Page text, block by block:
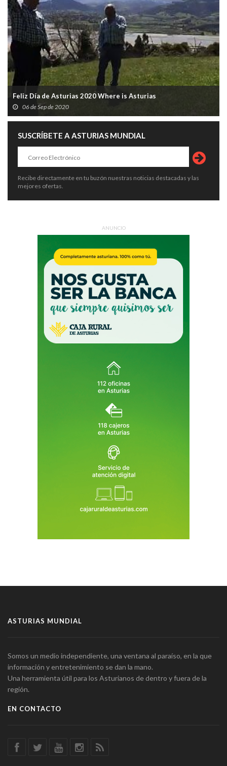
Feliz Día de Asturias 2020 Where is Asturias
06 de Sep de 2020
SUSCRÍBETE A ASTURIAS MUNDIAL
Recibe directamente en tu buzón nuestras noticias destacadas y las
mejores ofertas.
ANUNCIO
ASTURIAS MUNDIAL
Somos un medio independiente, una ventana al paraíso, en la que
información y entretenimiento se dan la mano.
Una herramienta útil para los Asturianos de dentro y fuera de la
región.
EN CONTACTO